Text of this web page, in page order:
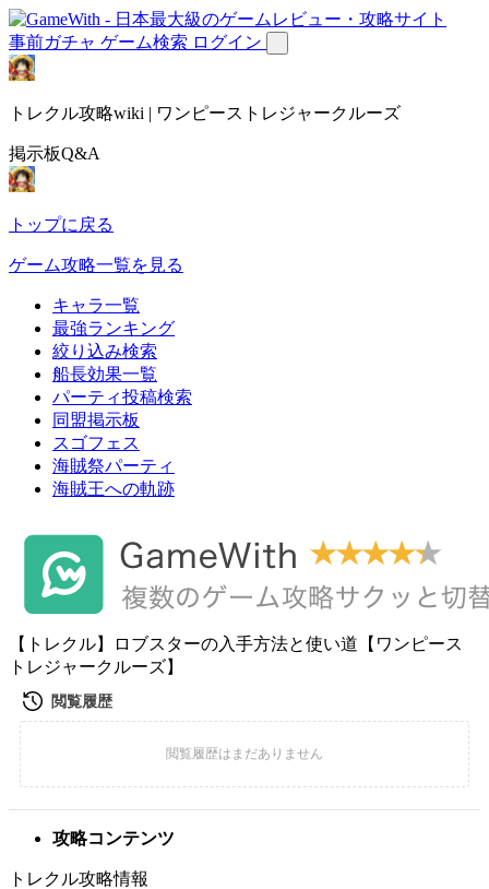
事前ガチャ ゲーム検索 ログイン
トレクル攻略wiki | ワンピーストレジャークルーズ
掲示板Q&A
トップに戻る
ゲーム攻略一覧を見る
キャラ一覧
最強ランキング
絞り込み検索
船長効果一覧
パーティ投稿検索
同盟掲示板
スゴフェス
海賊祭パーティ
海賊王への軌跡
【トレクル】ロブスターの入手方法と使い道【ワンピース
トレジャークルーズ】
攻略コンテンツ
トレクル攻略情報